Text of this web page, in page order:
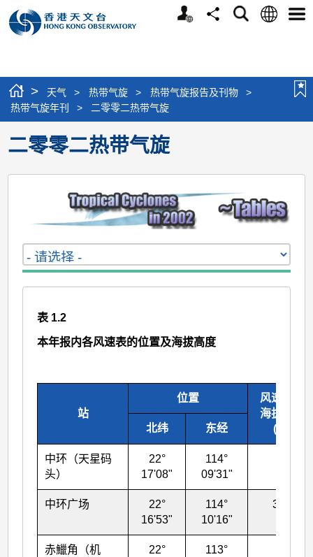
个
分
搜
语
选
> 天气 > 热带气旋 > 热带气旋报告及刊物
>
热带气旋年刊
> 二零零二热带气旋
二零零二热带气旋
表 1.2
本年报内各风速表的位置及海拔高度
站
位置
风速表的
海拔高度
(米)
北纬 东经
中环（天星码
头）
22°
17'08"
114°
09'31"
中环广场
22°
16'53"
114°
10'16"
378
赤鱲角（机
22°
113°